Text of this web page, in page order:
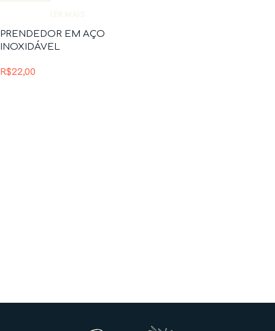
PRENDEDOR EM AÇO
INOXIDÁVEL
R$22,00